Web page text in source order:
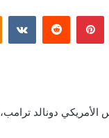
بينتيريست
الأمريكي دونالد